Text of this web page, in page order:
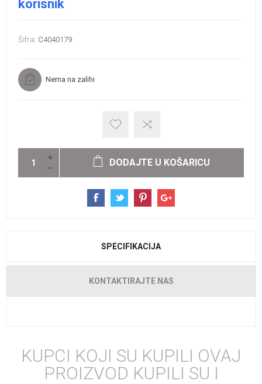
korisnik
Šifra: C4040179
Nema na zalihi
DODAJTE U KOŠARICU
SPECIFIKACIJA
KONTAKTIRAJTE NAS
KUPCI KOJI SU KUPILI OVAJ
PROIZVOD KUPILI SU I